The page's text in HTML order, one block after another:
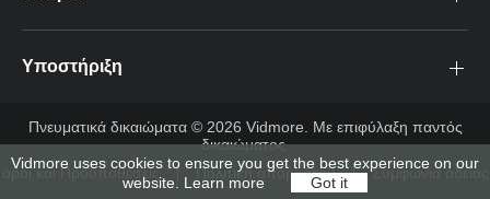
Υποστήριξη
Πνευματικά δικαιώματα © 2026 Vidmore. Με επιφύλαξη παντός
δικαιώματος.
όροι και Προϋποθέσεις
Πολιτική απορρήτου Συμφωνία άδειας
Vidmore uses cookies to ensure you get the best experience on our
website. Learn more Got it